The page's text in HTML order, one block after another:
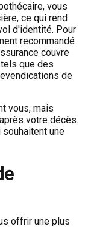
vous
ce qui rend
d'identité. Pour
recommandé
couvre
que des
de
vous, mais
votre décès.
souhaitent une
offrir une plus